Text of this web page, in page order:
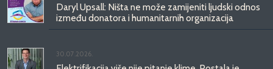
Daryl Upsall: Ništa ne može zamijeniti ljudski odnos
između donatora i humanitarnih organizacija
30.07.2026.